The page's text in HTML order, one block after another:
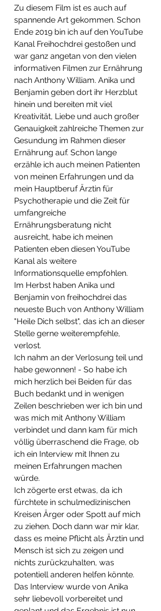
Zu diesem Film ist es auch auf
spannende Art gekommen. Schon
Ende 2019 bin ich auf den YouTube
Kanal Freihochdrei gestoßen und
war ganz angetan von den vielen
informativen Filmen zur Ernährung
nach Anthony William. Anika und
Benjamin geben dort ihr Herzblut
hinein und bereiten mit viel
Kreativität, Liebe und auch großer
Genauigkeit zahlreiche Themen zur
Gesundung im Rahmen dieser
Ernährung auf. Schon lange
erzähle ich auch meinen Patienten
von meinen Erfahrungen und da
mein Hauptberuf Ärztin für
Psychotherapie und die Zeit für
umfangreiche
Ernährungsberatung nicht
ausreicht, habe ich meinen
Patienten eben diesen YouTube
Kanal als weitere
Informationsquelle empfohlen.
Im Herbst haben Anika und
Benjamin von freihochdrei das
neueste Buch von Anthony William
"Heile Dich selbst", das ich an dieser
Stelle gerne weiterempfehle,
verlost.
Ich nahm an der Verlosung teil und
habe gewonnen! - So habe ich
mich herzlich bei Beiden für das
Buch bedankt und in wenigen
Zeilen beschrieben wer ich bin und
was mich mit Anthony William
verbindet und dann kam für mich
völlig überraschend die Frage, ob
ich ein Interview mit Ihnen zu
meinen Erfahrungen machen
würde.
Ich zögerte erst etwas, da ich
fürchtete in schulmedizinischen
Kreisen Ärger oder Spott auf mich
zu ziehen. Doch dann war mir klar,
dass es meine Pflicht als Ärztin und
Mensch ist sich zu zeigen und
nichts zurückzuhalten, was
potentiell anderen helfen könnte.
Das Interview wurde von Anika
sehr liebevoll vorbereitet und